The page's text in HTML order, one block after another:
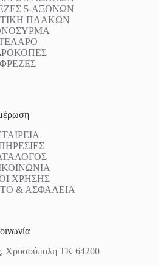
5-ΑΞΟΝΩΝ
ΠΛΑΚΩΝ
ΦΡΕΖΕΣ
ΧΡΗΣΗΣ
& ΑΣΦΑΛΕΙΑ
Χρυσούπολη ΤΚ 64200